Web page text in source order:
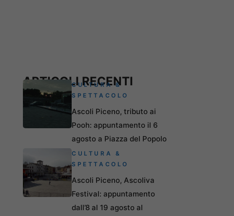
ARTICOLI RECENTI
CULTURA &
SPETTACOLO
Ascoli Piceno, tributo ai
Pooh: appuntamento il 6
agosto a Piazza del Popolo
CULTURA &
SPETTACOLO
Ascoli Piceno, Ascoliva
Festival: appuntamento
dall’8 al 19 agosto al